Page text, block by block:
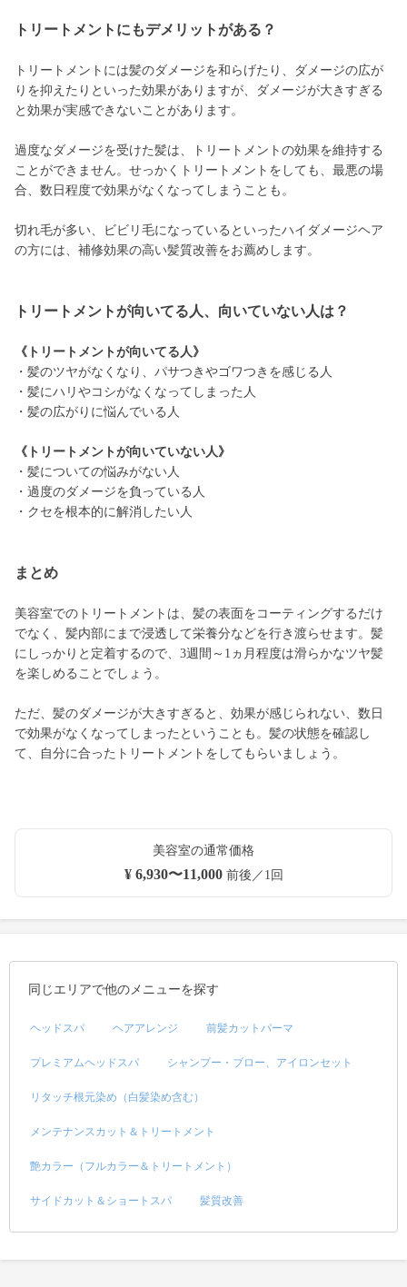
トリートメントにもデメリットがある？
トリートメントには髪のダメージを和らげたり、ダメージの広が
りを抑えたりといった効果がありますが、ダメージが大きすぎる
と効果が実感できないことがあります。
過度なダメージを受けた髪は、トリートメントの効果を維持する
ことができません。せっかくトリートメントをしても、最悪の場
合、数日程度で効果がなくなってしまうことも。
切れ毛が多い、ビビリ毛になっているといったハイダメージヘア
の方には、補修効果の高い髪質改善をお薦めします。
トリートメントが向いてる人、向いていない人は？
《トリートメントが向いてる人》
・髪のツヤがなくなり、パサつきやゴワつきを感じる人
・髪にハリやコシがなくなってしまった人
・髪の広がりに悩んでいる人
《トリートメントが向いていない人》
・髪についての悩みがない人
・過度のダメージを負っている人
・クセを根本的に解消したい人
まとめ
美容室でのトリートメントは、髪の表面をコーティングするだけ
でなく、髪内部にまで浸透して栄養分などを行き渡らせます。髪
にしっかりと定着するので、3週間～1ヵ月程度は滑らかなツヤ髪
を楽しめることでしょう。
ただ、髪のダメージが大きすぎると、効果が感じられない、数日
で効果がなくなってしまったということも。髪の状態を確認し
て、自分に合ったトリートメントをしてもらいましょう。
美容室の通常価格
¥ 6,930〜11,000前後／1回
同じエリアで他のメニューを探す
ヘッドスパ ヘアアレンジ 前髪カットパーマ
プレミアムヘッドスパ シャンプー・ブロー、アイロンセット
リタッチ根元染め（白髪染め含む）
メンテナンスカット＆トリートメント
艶カラー（フルカラー＆トリートメント）
サイドカット＆ショートスパ 髪質改善